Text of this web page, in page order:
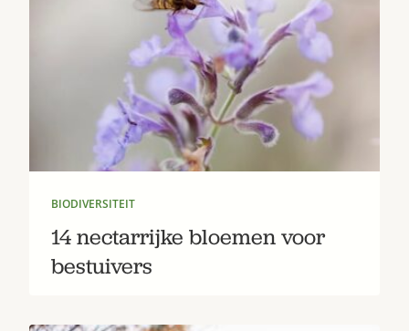
BIODIVERSITEIT
14 nectarrijke bloemen voor
bestuivers